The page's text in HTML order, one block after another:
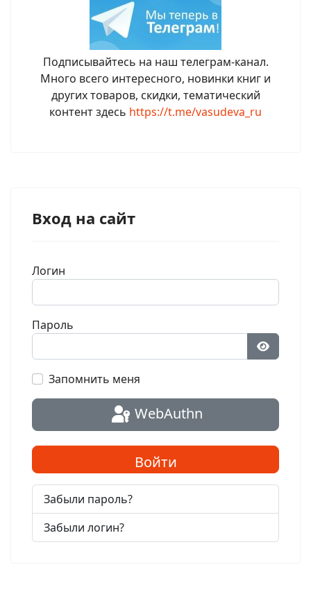
Подписывайтесь на наш телеграм-канал.
Много всего интересного, новинки книг и
других товаров, скидки, тематический
контент здесь https://t.me/vasudeva_ru
Вход на сайт
Логин
Пароль
Запомнить меня
WebAuthn
Войти
Забыли пароль?
Забыли логин?